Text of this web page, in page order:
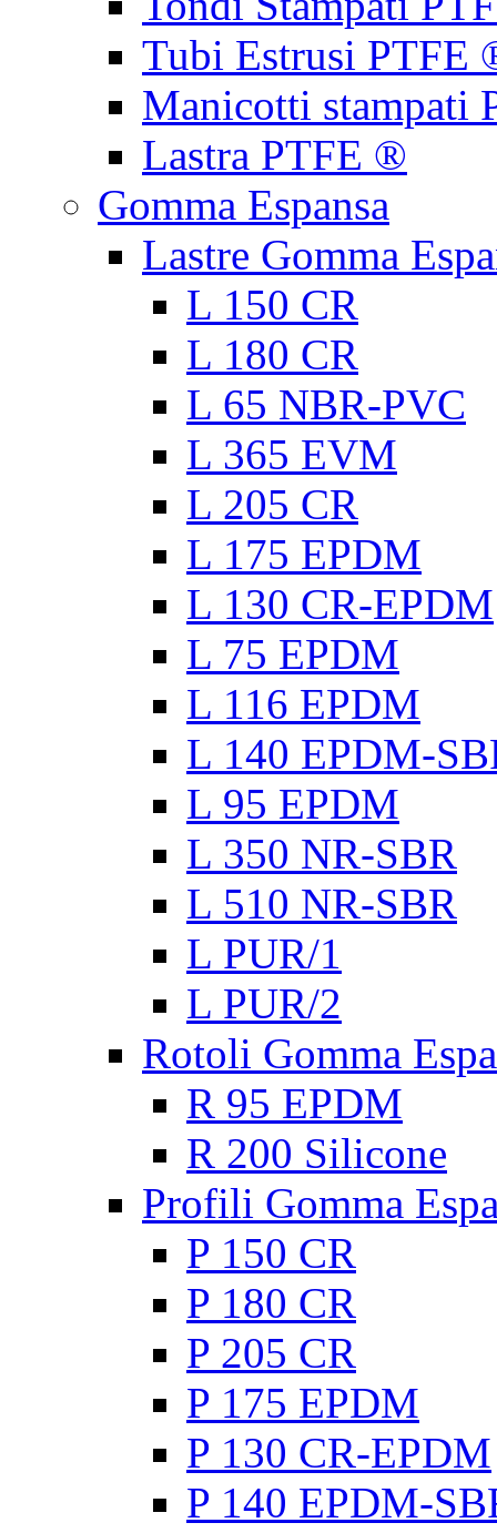
Tubi Estrusi PTFE
Manicotti stampati
Lastra PTFE ®
Gomma Espansa
Lastre Gomma
L 150 CR
L 180 CR
L 65 NBR-PVC
L 365 EVM
L 205 CR
L 175 EPDM
L 130 CR-EPDM
L 75 EPDM
L 116 EPDM
L 140 EPDM-
L 95 EPDM
L 350 NR-SBR
L 510 NR-SBR
L PUR/1
L PUR/2
Rotoli Gomma
R 95 EPDM
R 200 Silicone
Profili Gomma
P 150 CR
P 180 CR
P 205 CR
P 175 EPDM
P 130 CR-EPDM
P 140 EPDM-